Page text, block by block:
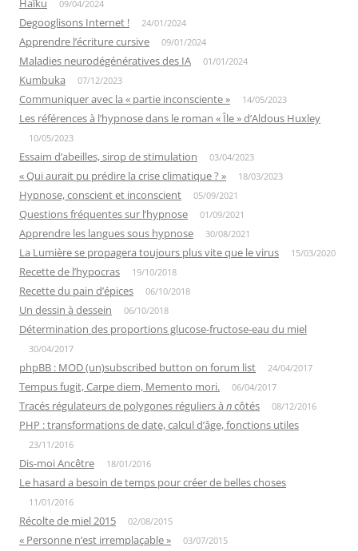
Haïku 09/04/2024
Degooglisons Internet ! 24/01/2024
Apprendre l’écriture cursive 09/01/2024
Maladies neurodégénératives des IA 01/01/2024
Kumbuka 07/12/2023
Communiquer avec la « partie inconsciente » 14/05/2023
Les références à l’hypnose dans le roman « Île » d’Aldous Huxley
10/05/2023
Essaim d’abeilles, sirop de stimulation 03/04/2023
« Qui aurait pu prédire la crise climatique ? » 18/03/2023
Hypnose, conscient et inconscient 05/09/2021
Questions fréquentes sur l’hypnose 01/09/2021
Apprendre les langues sous hypnose 30/08/2021
La Lumière se propagera toujours plus vite que le virus 15/03/2020
Recette de l’hypocras 19/10/2018
Recette du pain d’épices 06/10/2018
Un dessin à dessein 06/10/2018
Détermination des proportions glucose-fructose-eau du miel
30/04/2017
phpBB : MOD (un)subscribed button on forum list 24/04/2017
Tempus fugit, Carpe diem, Memento mori. 06/04/2017
Tracés régulateurs de polygones réguliers à ncôtés 08/12/2016
PHP : transformations de date, calcul d’âge, fonctions utiles
23/11/2016
Dis-moi Ancêtre 18/01/2016
Le hasard a besoin de temps pour créer de belles choses
11/01/2016
Récolte de miel 2015 02/08/2015
« Personne n’est irremplaçable » 03/07/2015